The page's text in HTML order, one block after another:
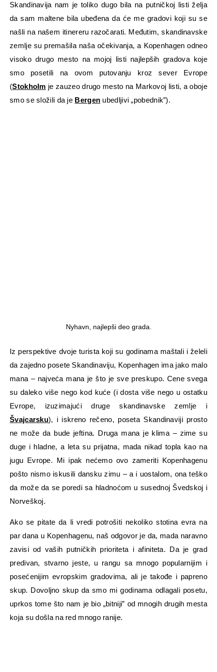
Skandinavija nam je toliko dugo bila na putničkoj listi želja
da sam maltene bila ubeđena da će me gradovi koji su se
našli na našem itinereru razočarati. Međutim, skandinavske
zemlje su premašila naša očekivanja, a Kopenhagen odneo
visoko drugo mesto na mojoj listi najlepših gradova koje
smo posetili na ovom putovanju kroz sever Evrope
(Stokholm je zauzeo drugo mesto na Markovoj listi, a oboje
smo se složili da je Bergen ubedljivi „pobednik”).
Nyhavn, najlepši deo grada.
Iz perspektive dvoje turista koji su godinama maštali i želeli
da zajedno posete Skandinaviju, Kopenhagen ima jako malo
mana – najveća mana je što je sve preskupo. Cene svega
su daleko više nego kod kuće (i dosta više nego u ostatku
Evrope, izuzimajući druge skandinavske zemlje i
Švajcarsku), i iskreno rečeno, poseta Skandinaviji prosto
ne može da bude jeftina. Druga mana je klima – zime su
duge i hladne, a leta su prijatna, mada nikad topla kao na
jugu Evrope. Mi ipak nećemo ovo zameriti Kopenhagenu
pošto nismo iskusili dansku zimu – a i uostalom, ona teško
da može da se poredi sa hladnoćom u susednoj Švedskoj i
Norveškoj.
Ako se pitate da li vredi potrošiti nekoliko stotina evra na
par dana u Kopenhagenu, naš odgovor je da, mada naravno
zavisi od vaših putničkih prioriteta i afiniteta. Da je grad
predivan, stvarno jeste, u rangu sa mnogo popularnijim i
posećenijim evropskim gradovima, ali je takođe i papreno
skup. Dovoljno skup da smo mi godinama odlagali posetu,
uprkos tome što nam je bio „bitniji” od mnogih drugih mesta
koja su došla na red mnogo ranije.